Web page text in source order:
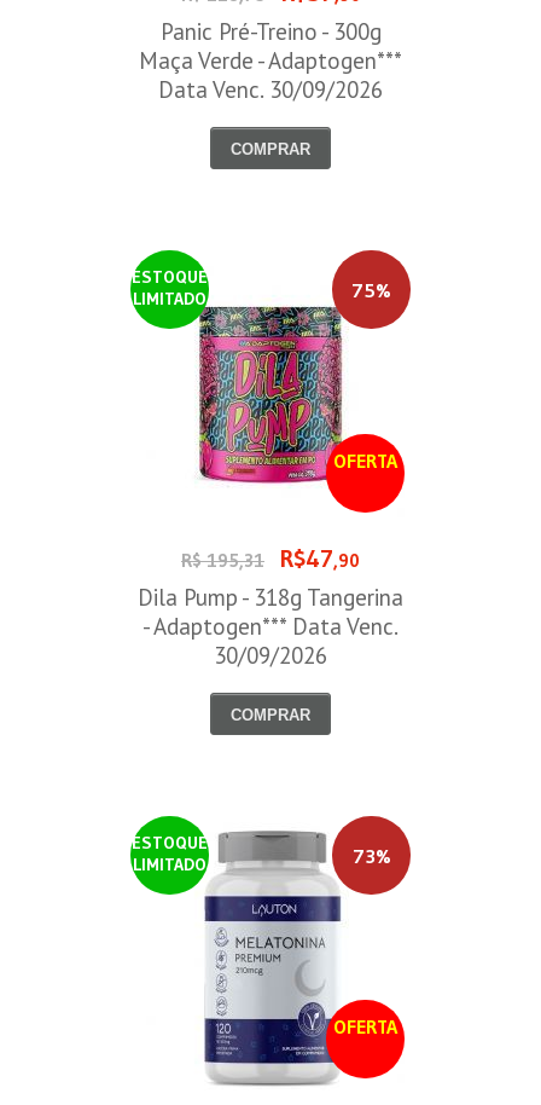
Panic Pré-Treino - 300g
Maça Verde - Adaptogen***
Data Venc. 30/09/2026
COMPRAR
ESTOQUE
LIMITADO
OFERTA
75%
R$ 195,31 R$47,90
Dila Pump - 318g Tangerina
- Adaptogen*** Data Venc.
30/09/2026
COMPRAR
ESTOQUE
LIMITADO
OFERTA
73%